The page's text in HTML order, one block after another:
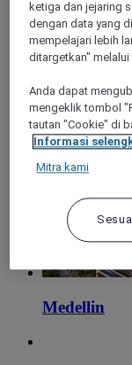
Apartado
Itagüí
Medellin
ketiga dan jejaring
dengan data yang
mempelajari lebih
ditargetkan"
Anda dapat
mengeklik tombol
tautan "Cookie" di
Informasi
Mitra kami